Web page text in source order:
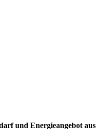
und Energieangebot aus